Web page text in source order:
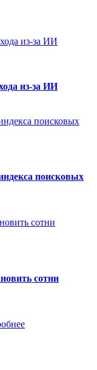
из-за ИИ
поисковых
сотни